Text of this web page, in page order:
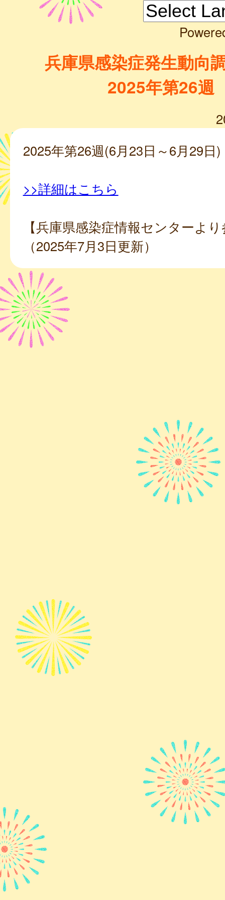
兵庫県感染症発生動向
2025年第26週
2025年第26週(6月23日～6月29日)
>>詳細はこちら
【兵庫県感染症情報センターよ
（2025年7月3日更新）